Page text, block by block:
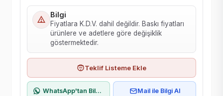
Bilgi
Fiyatlara K.D.V. dahil değildir. Baskı fiyatları
ürünlere ve adetlere göre değişiklik
göstermektedir.
Teklif Listeme Ekle
WhatsApp'tan Bilgi Al Mail ile Bilgi Al